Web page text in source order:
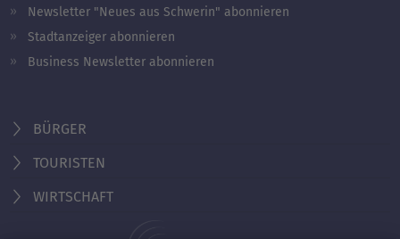
Newsletter "Neues aus Schwerin" abonnieren
Stadtanzeiger abonnieren
Business Newsletter abonnieren
BÜRGER
TOURISTEN
WIRTSCHAFT